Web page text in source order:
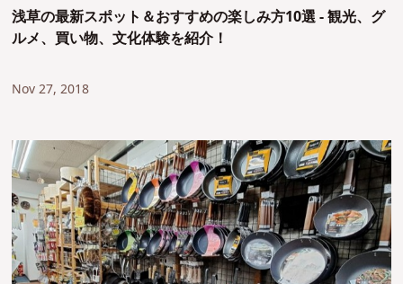
浅草の最新スポット＆おすすめの楽しみ方10選 - 観光、グ
ルメ、買い物、文化体験を紹介！
Nov 27, 2018